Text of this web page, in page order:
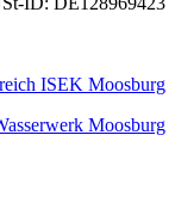
ISEK Moosburg
Moosburg